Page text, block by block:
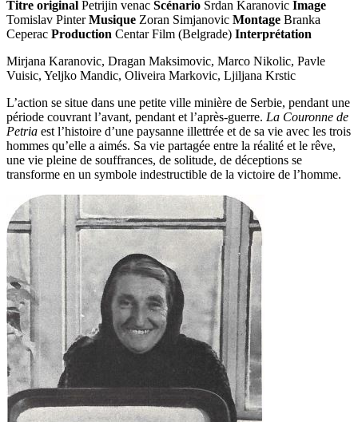
Titre original Petrijin venac Scénario Srdan Karanovic Image
Tomislav PinterMusique Zoran Simjanovic Montage Branka
Ceperac Production Centar Film (Belgrade) Interprétation
Mirjana Karanovic, Dragan Maksimovic, Marco Nikolic, Pavle
Vuisic, Yeljko Mandic, Oliveira Markovic, Ljiljana Krstic
L’action se situe dans une petite ville minière de Serbie, pendant une
période couvrant l’avant, pendant et l’après-guerre. La Couronne de
Petria est l’histoire d’une paysanne illettrée et de sa vie avec les trois
hommes qu’elle a aimés. Sa vie partagée entre la réalité et le rêve,
une vie pleine de souffrances, de solitude, de déceptions se
transforme en un symbole indestructible de la victoire de l’homme.